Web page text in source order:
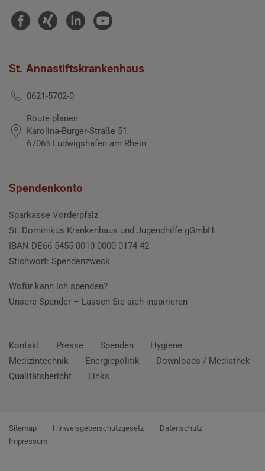
St. Annastiftskrankenhaus
0621-5702-0
Route planen
Karolina-Burger-Straße 51
67065 Ludwigshafen am Rhein
Spendenkonto
Sparkasse Vorderpfalz
St. Dominikus Krankenhaus und Jugendhilfe gGmbH
IBAN DE66 5455 0010 0000 0174 42
Stichwort: Spendenzweck
Wofür kann ich spenden?
Unsere Spender – Lassen Sie sich inspirieren
Kontakt Presse Spenden
Hygiene
Medizintechnik
Energiepolitik
Downloads / Mediathek
Qualitätsbericht
Links
Sitemap Hinweisgeberschutzgesetz
Datenschutz
Impressum